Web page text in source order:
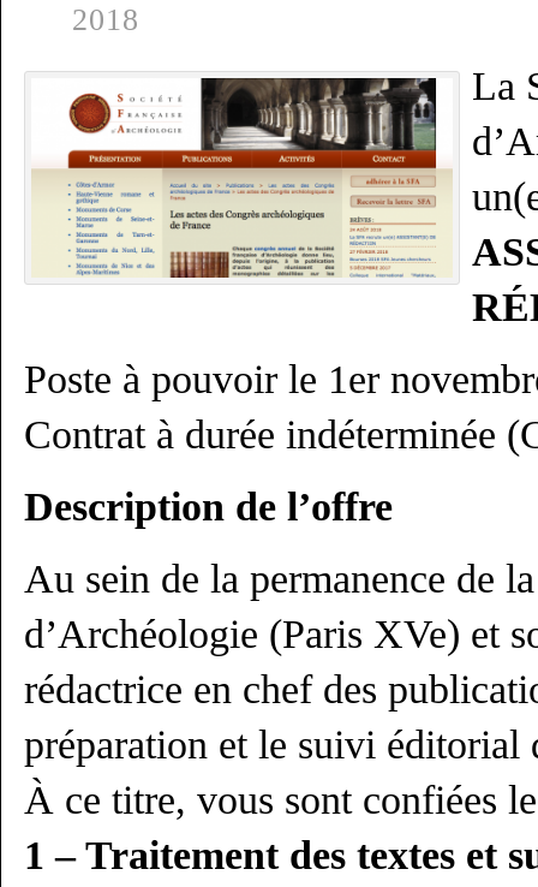
2018
La
Poste à pouvoir le 1er
Contrat à durée indéterminée
Description de l’offre
Au sein de la permanence de
d’Archéologie (Paris XVe) et
rédactrice en chef des
préparation et le suivi éditorial
À ce titre, vous sont confiées
1 – Traitement des textes et